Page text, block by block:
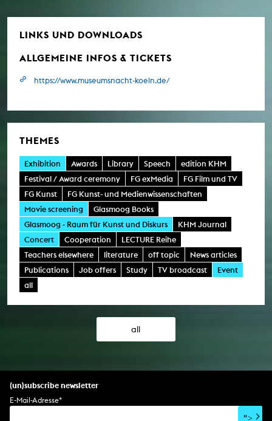
LINKS UND DOWNLOADS
ALLGEMEINE INFOS & TICKETS
https://www.museumsnacht-koeln.de/
THEMES
Exhibition Awards Library Speech
edition KHM
Festival / Award ceremony
FG exMedia
FG Film und TV
FG Kunst
FG Kunst- und Medienwissenschaften
Movie screening
Glasmoog Books
Glasmoog - Raum für Kunst und Diskurs
KHM Journal
Concert
Cooperation
LECTURE Reihe
Teachers elsewhere
literature off topic
News articles
Publications
Job offers Study TV broadcast
Event
all
all
(un)subscribe newsletter
E-Mail-Adresse*
">